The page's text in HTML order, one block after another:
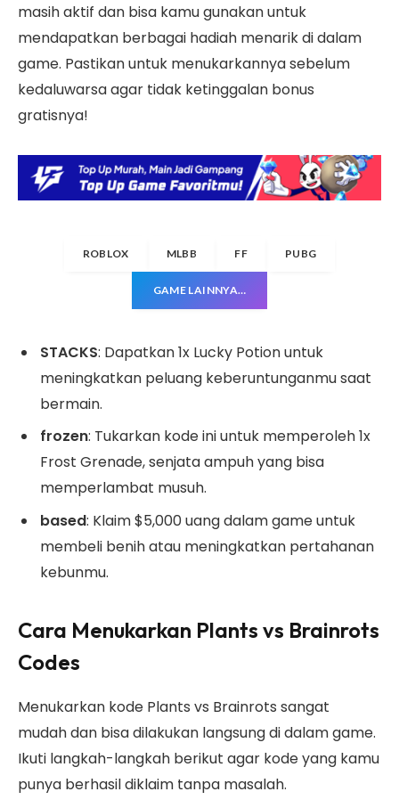
masih aktif dan bisa kamu gunakan untuk
mendapatkan berbagai hadiah menarik di dalam
game. Pastikan untuk menukarkannya sebelum
kedaluwarsa agar tidak ketinggalan bonus
gratisnya!
ROBLOX MLBB FF PUBG
GAME LAINNYA…
STACKS: Dapatkan 1x Lucky Potion untuk
meningkatkan peluang keberuntunganmu saat
bermain.
frozen: Tukarkan kode ini untuk memperoleh 1x
Frost Grenade, senjata ampuh yang bisa
memperlambat musuh.
based: Klaim $5,000 uang dalam game untuk
membeli benih atau meningkatkan pertahanan
kebunmu.
Cara Menukarkan Plants vs Brainrots
Codes
Menukarkan kode Plants vs Brainrots sangat
mudah dan bisa dilakukan langsung di dalam game.
Ikuti langkah-langkah berikut agar kode yang kamu
punya berhasil diklaim tanpa masalah.